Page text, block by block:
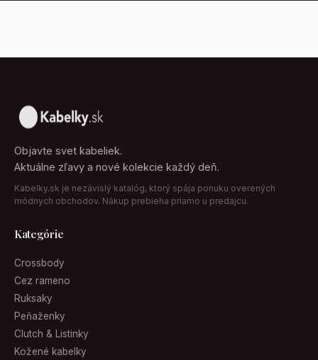
Objavte svet kabeliek.
Aktuálne zľavy a nové kolekcie každý deň.
Kabelky.sk je nezávislý katalóg, ktorý spája ponuku overených
módnych obchodov. Nákup prebieha priamo u predajcu.
Kategórie
Crossbody
Cez rameno
Ruksaky
Peňaženky
Clutch & Listinky
Kožené kabelky